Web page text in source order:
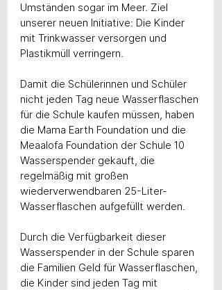
Umständen sogar im Meer. Ziel
unserer neuen Initiative: Die Kinder
mit Trinkwasser versorgen und
Plastikmüll verringern.
Damit die Schülerinnen und Schüler
nicht jeden Tag neue Wasserflaschen
für die Schule kaufen müssen, haben
die Mama Earth Foundation und die
Meaalofa Foundation der Schule 10
Wasserspender gekauft, die
regelmäßig mit großen
wiederverwendbaren 25-Liter-
Wasserflaschen aufgefüllt werden.
Durch die Verfügbarkeit dieser
Wasserspender in der Schule sparen
die Familien Geld für Wasserflaschen,
die Kinder sind jeden Tag mit